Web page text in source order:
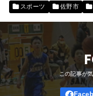
スポーツ 佐野市